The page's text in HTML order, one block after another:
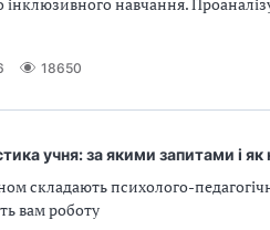
18650
учня: за якими запитами і як
складають психолого-
вам роботу